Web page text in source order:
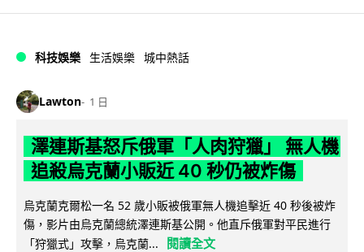
科技娛樂 生活娛樂 城中熱話
Lawton 1 日
澤連斯基怒斥俄軍「人肉狩獵」 無人機
追殺烏克蘭小販近 40 秒仍被炸傷
烏克蘭克爾松一名 52 歲小販被俄軍無人機追擊近 40 秒後被炸
傷，影片由烏克蘭總統澤連斯基公開。他直斥俄軍對平民進行
「狩獵式」攻擊，烏克蘭...
閱讀全文